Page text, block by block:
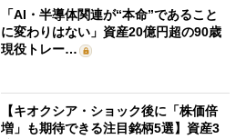
「AI・半導体関連が“本命”であること
に変わりはない」資産20億円超の90歳
現役トレー…
【キオクシア・ショック後に「株価倍
増」も期待できる注目銘柄5選】資産3